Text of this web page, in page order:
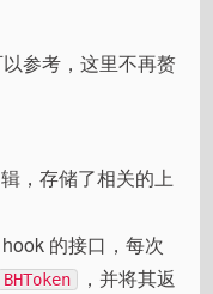
参考，这里不再赘
，存储了相关的上
的接口，每次
BHToken ，并将其返